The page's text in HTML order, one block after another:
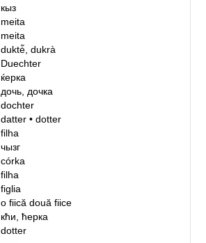
кыз
meita
meita
duktė̃, dukrà
Duechter
ќерка
дочь, дочка
dochter
datter• dotter
filha
чызг
córka
filha
figlia
o fiicădouă fiice
кћи, ћерка
dotter